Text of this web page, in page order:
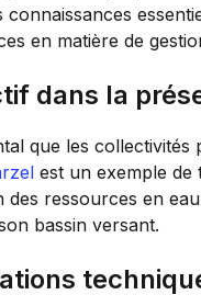
connaissances
en matière de
dans la
que les
est un exemple
des ressources en
bassin versant.